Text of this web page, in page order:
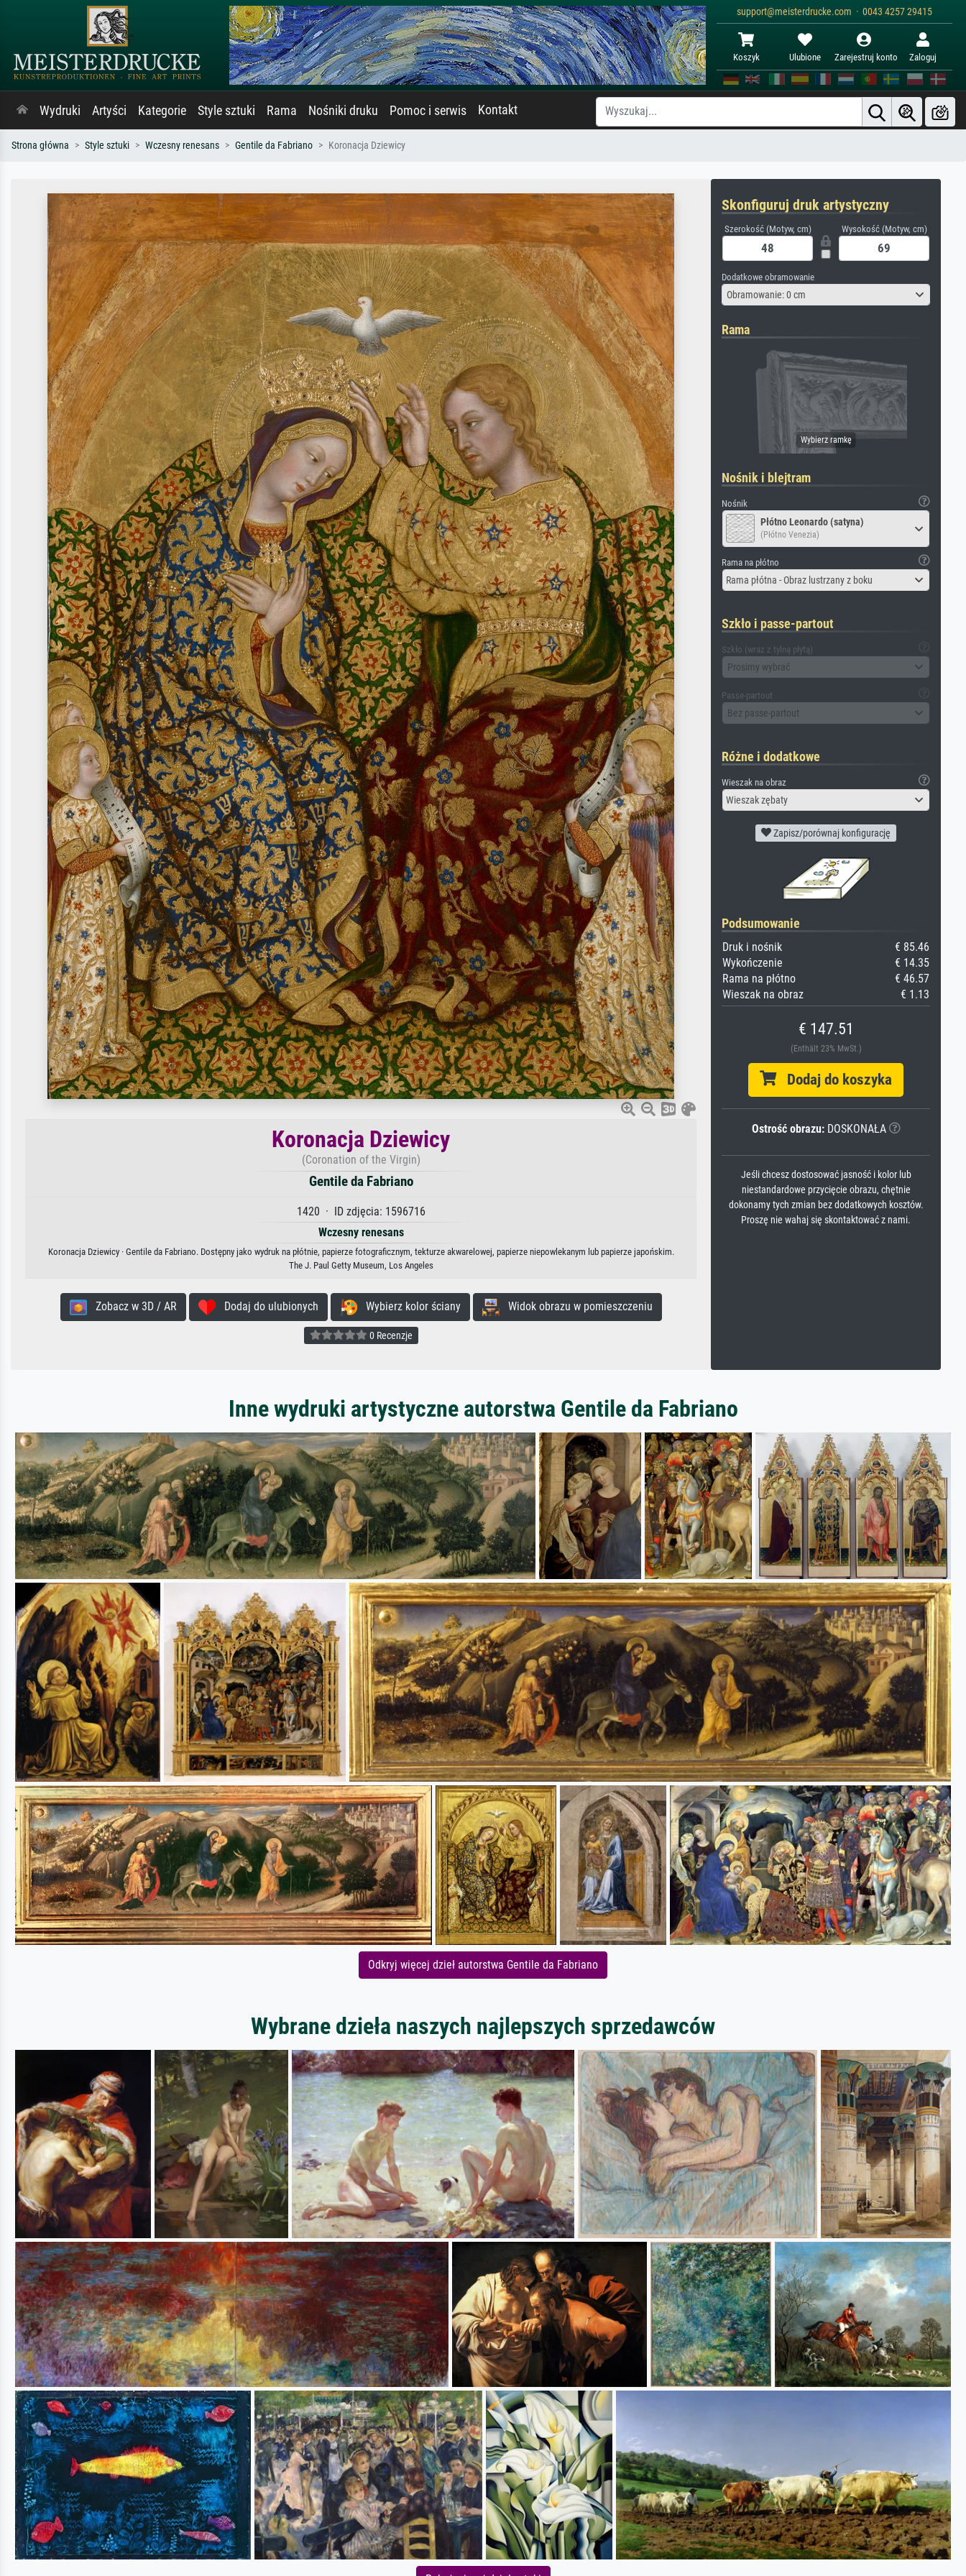
support@meisterdrucke.com · 0043 4257 29415
Koszyk Ulubione Zarejestruj konto Zaloguj
Wydruki Artyści Kategorie Style sztuki Rama Nośniki druku Pomoc i serwis Kontakt
Strona główna Style sztuki Wczesny renesans Gentile da Fabriano Koronacja Dziewicy
Koronacja Dziewicy
(Coronation of the Virgin)
Gentile da Fabriano
1420 · ID zdjęcia: 1596716
Wczesny renesans
Koronacja Dziewicy · Gentile da Fabriano. Dostępny jako wydruk na płótnie, papierze fotograficznym, tekturze akwarelowej, papierze niepowlekanym lub papierze japońskim.
The J. Paul Getty Museum, Los Angeles
Zobacz w 3D / AR Dodaj do ulubionych Wybierz kolor ściany Widok obrazu w pomieszczeniu
0 Recenzje
Skonfiguruj druk artystyczny
Szerokość (Motyw, cm) Wysokość (Motyw, cm)
Dodatkowe obramowanie
Obramowanie: 0 cm
Rama
Nośnik i blejtram
Nośnik
Płótno Leonardo (satyna)
(Płótno Venezia)
Rama na płótno
Rama płótna - Obraz lustrzany z boku
Szkło i passe-partout
Szkło (wraz z tylną płytą)
Prosimy wybrać
Passe-partout
Bez passe-partout
Różne i dodatkowe
Wieszak na obraz
Wieszak zębaty
Zapisz/porównaj konfigurację
Podsumowanie
Druk i nośnik
€ 85.46
Wykończenie
€ 14.35
Rama na płótno
€ 46.57
Wieszak na obraz
€ 1.13
€ 147.51
(Enthält 23% MwSt.)
Dodaj do koszyka
Ostrość obrazu:DOSKONAŁA
Jeśli chcesz dostosować jasność i kolor lub
niestandardowe przycięcie obrazu, chętnie
dokonamy tych zmian bez dodatkowych kosztów.
Proszę nie wahaj się skontaktować z nami.
Inne wydruki artystyczne autorstwa Gentile da Fabriano
Odkryj więcej dzieł autorstwa Gentile da Fabriano
Wybrane dzieła naszych najlepszych sprzedawców